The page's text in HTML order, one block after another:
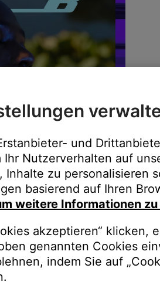
und
Ihr Nutzerverhalten auf
Inhalte zu personalisieren
basierend auf Ihren
weitere Informationen
akzeptieren“ klicken,
genannten Cookies
indem Sie auf